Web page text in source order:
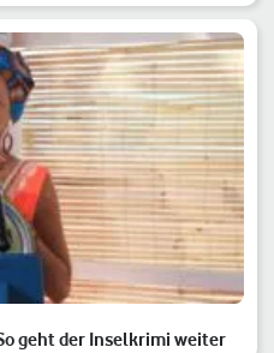
geht der Inselkrimi weiter